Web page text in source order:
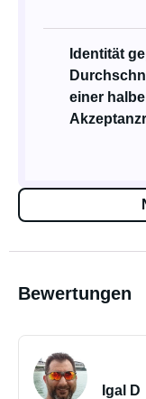
Identität
einer
Bewertungen
Igal D